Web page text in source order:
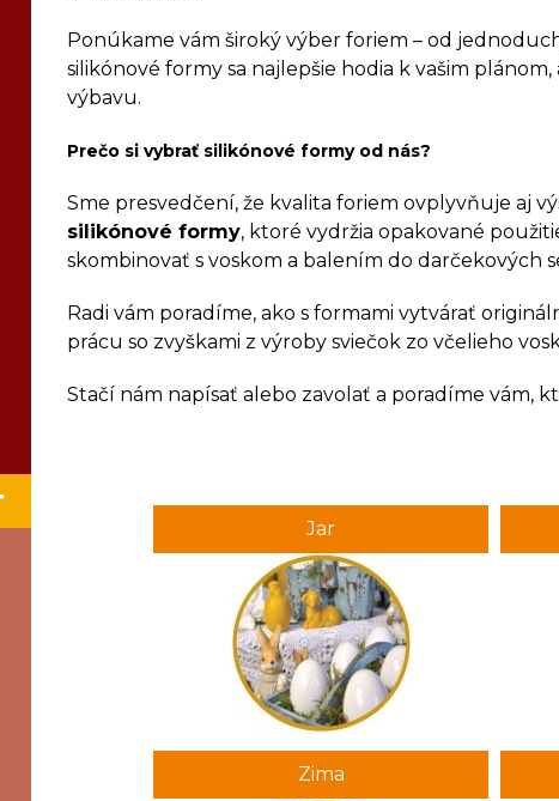
Ponúkame vám široký výber foriem – od
silikónové formy sa najlepšie hodia k vašim
výbavu.
Prečo si vybrať silikónové formy od nás?
Sme presvedčení, že kvalita foriem ovplyvňuje aj
silikónové formy, ktoré vydržia opakované
skombinovať s voskom a balením do darčekových
Radi vám poradíme, ako s formami vytvárať
prácu so zvyškami z výroby sviečok zo včelieho
Stačí nám napísať alebo zavolať a poradíme vám,
Jar
Zima